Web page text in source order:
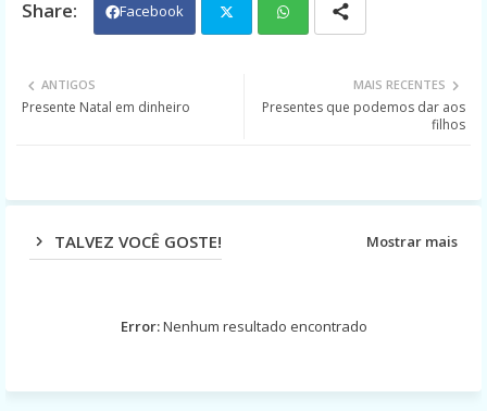
Facebook
ats
MAIS RECENTES
Presentes que podemos dar aos
filhos
ANTIGOS
Presente Natal em dinheiro
TALVEZ VOCÊ GOSTE! Mostrar mais
Error:Nenhum resultado encontrado